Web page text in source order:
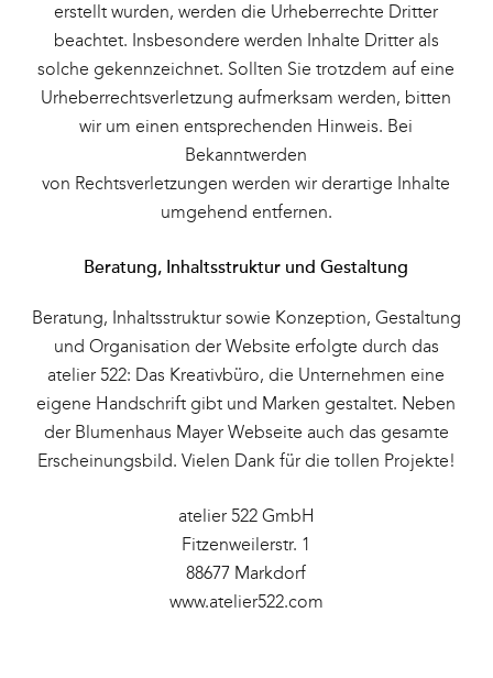
erstellt wurden, werden die Urheberrechte Dritter
beachtet. Insbesondere werden Inhalte Dritter als
solche gekennzeichnet. Sollten Sie trotzdem auf eine
Urheberrechtsverletzung aufmerksam werden, bitten
wir um einen entsprechenden Hinweis. Bei
Bekanntwerden
von Rechtsverletzungen werden wir derartige Inhalte
umgehend entfernen.
Beratung, Inhaltsstruktur und Gestaltung
Beratung, Inhaltsstruktur sowie Konzeption, Gestaltung
und Organisation der Website erfolgte durch das
atelier 522: Das Kreativbüro, die Unternehmen eine
eigene Handschrift gibt und Marken gestaltet. Neben
der Blumenhaus Mayer Webseite auch das gesamte
Erscheinungsbild. Vielen Dank für die tollen Projekte!
atelier 522 GmbH
Fitzenweilerstr. 1
88677 Markdorf
www.atelier522.com